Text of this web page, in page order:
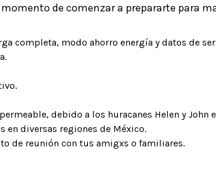
de comenzar a prepararte para
completa, modo ahorro energía y datos de
debido a los huracanes Helen y
en diversas regiones de México.
de reunión con tus amigxs o familiares.